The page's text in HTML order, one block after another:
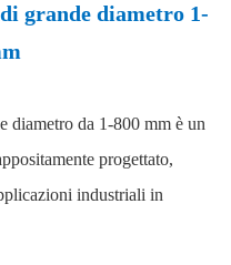
grande diametro 1-
diametro da 1-800 mm è un
progettato,
industriali in